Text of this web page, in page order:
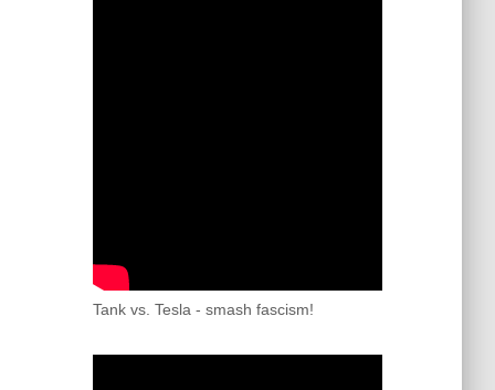
Tank vs. Tesla - smash fascism!